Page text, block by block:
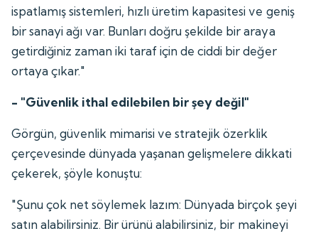
ispatlamış sistemleri, hızlı üretim kapasitesi ve geniş
bir sanayi ağı var. Bunları doğru şekilde bir araya
getirdiğiniz zaman iki taraf için de ciddi bir değer
ortaya çıkar."
- "Güvenlik ithal edilebilen bir şey değil"
Görgün, güvenlik mimarisi ve stratejik özerklik
çerçevesinde dünyada yaşanan gelişmelere dikkati
çekerek, şöyle konuştu:
"Şunu çok net söylemek lazım: Dünyada birçok şeyi
satın alabilirsiniz. Bir ürünü alabilirsiniz, bir makineyi